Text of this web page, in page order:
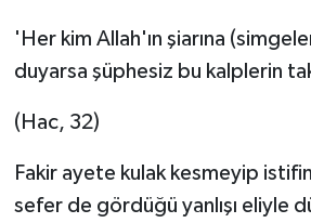
'Her kim Allah'ın şiarına
duyarsa şüphesiz bu kalplerin
(Hac, 32)
Fakir ayete kulak kesmeyip
sefer de gördüğü yanlışı eliyle